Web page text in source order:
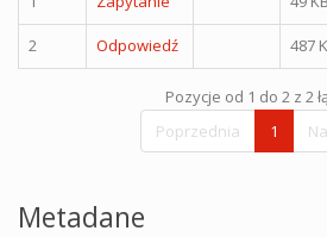
2 Odpowiedź 487
Pozycje od 1 do 2 z 2
Poprzednia
1
Metadane